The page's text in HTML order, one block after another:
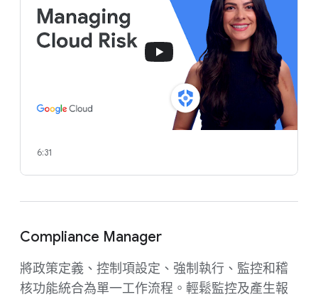
6:31
Compliance Manager
將政策定義、控制項設定、強制執行、監控和稽
核功能統合為單一工作流程。輕鬆監控及產生報